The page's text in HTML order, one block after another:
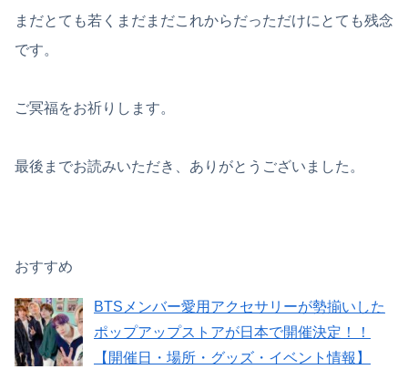
まだとても若くまだまだこれからだっただけにとても残念
です。
ご冥福をお祈りします。
最後までお読みいただき、ありがとうございました。
おすすめ
BTSメンバー愛用アクセサリーが勢揃いした
ポップアップストアが日本で開催決定！！
【開催日・場所・グッズ・イベント情報】